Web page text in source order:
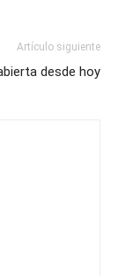
Artículo siguiente
desde hoy